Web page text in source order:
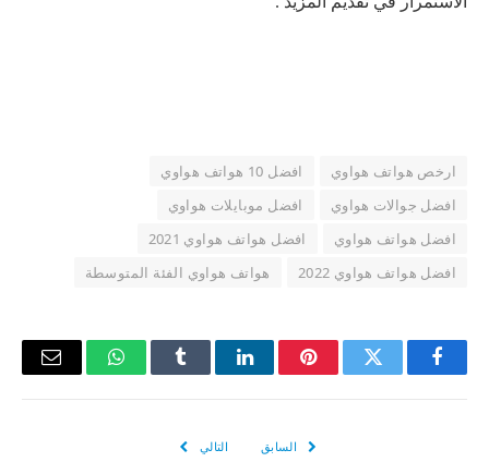
ارخص هواتف هواوي
افضل 10 هواتف هواوي
افضل جوالات هواوي
افضل موبايلات هواوي
افضل هواتف هواوي
افضل هواتف هواوي 2021
افضل هواتف هواوي 2022
هواتف هواوي الفئة المتوسطة
فيسبوكتويتر بينتيريستلينكدإن Tumblr واتسابالبريد
السابق التالي